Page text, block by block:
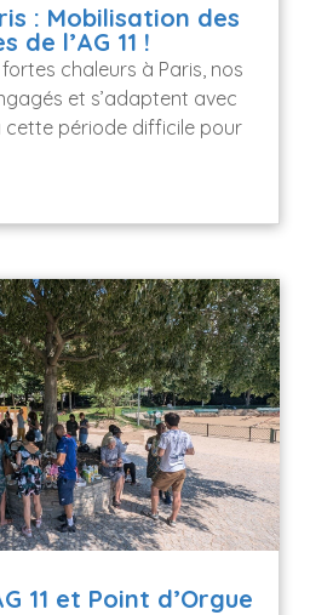
: Mobilisation des
de l’AG 11 !
chaleurs à Paris, nos
et s’adaptent avec
cette période difficile pour
11 et Point d’Orgue